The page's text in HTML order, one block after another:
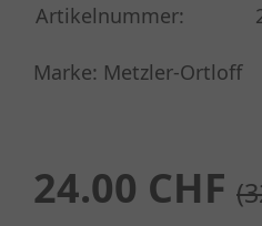
Artikelnummer:
Marke: Metzler-Ortloff
24.00 CHF